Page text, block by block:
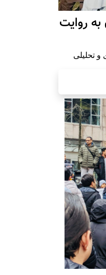
روایت
تحلیلی